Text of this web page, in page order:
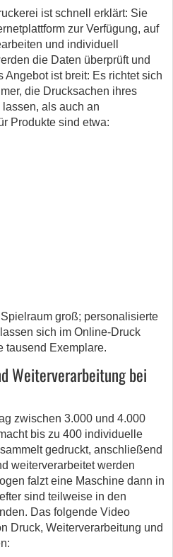
ist schnell erklärt: Sie
zur Verfügung, auf
und individuell
die Daten überprüft und
ist breit: Es richtet sich
die Drucksachen ihres
als auch an
Produkte sind etwa:
groß; personalisierte
sich im Online-Druck
tausend Exemplare.
Weiterverarbeitung bei
zwischen 3.000 und 4.000
bis zu 400 individuelle
gedruckt, anschließend
weiterverarbeitet werden
falzt eine Maschine dann in
sind teilweise in den
Das folgende Video
Druck, Weiterverarbeitung und